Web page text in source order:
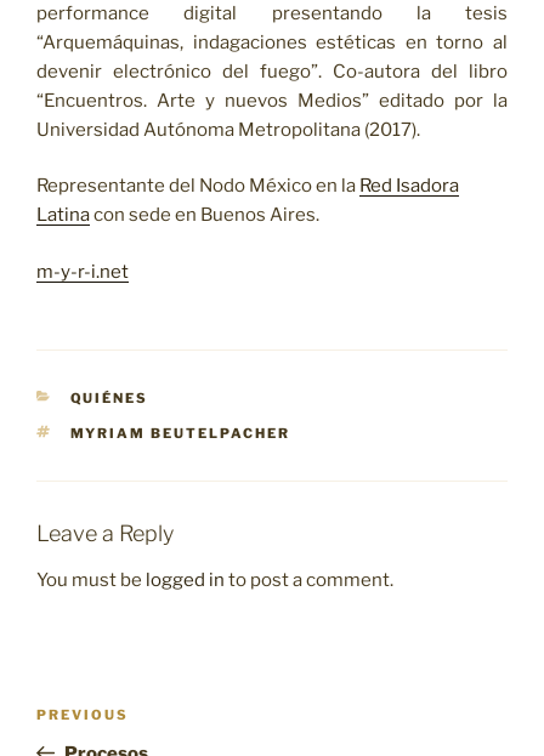
performance digital presentando la tesis
“Arquemáquinas, indagaciones estéticas en torno al
devenir electrónico del fuego”. Co-autora del libro
“Encuentros. Arte y nuevos Medios” editado por la
Universidad Autónoma Metropolitana (2017).
Representante del Nodo México en la Red Isadora
Latinacon sede en Buenos Aires.
m-y-r-i.net
CATEGORIES
QUIÉNES
TAGS
MYRIAM BEUTELPACHER
Leave a Reply
You must be logged in to post a comment.
Previous
Post
PREVIOUS